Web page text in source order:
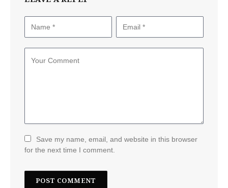
Save my name, email, and website in this browser
for the next time I comment.